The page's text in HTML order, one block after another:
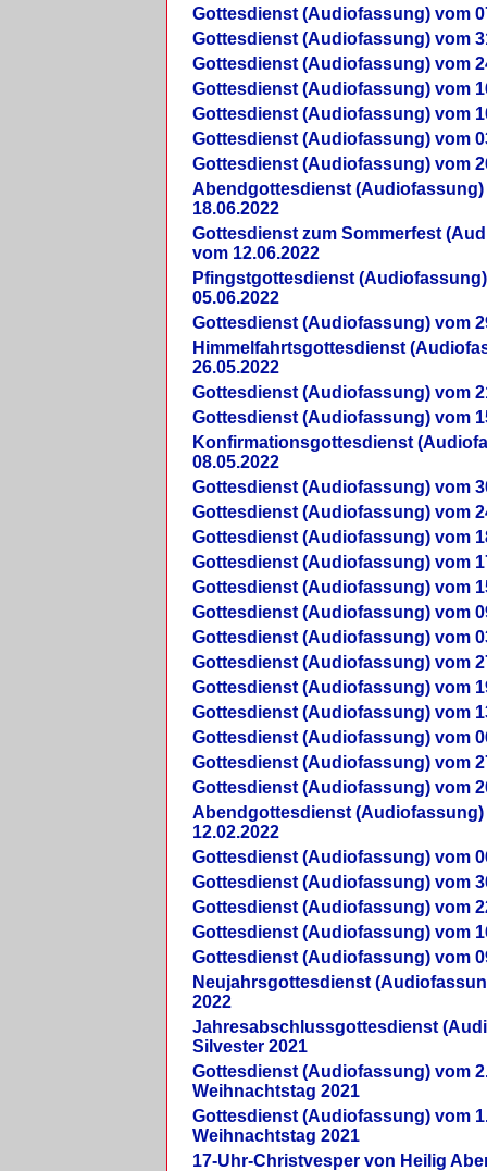
Gottesdienst (Audiofassung) vom
Gottesdienst (Audiofassung) vom
Gottesdienst (Audiofassung) vom
Gottesdienst (Audiofassung) vom
Gottesdienst (Audiofassung) vom
Gottesdienst (Audiofassung) vom
Gottesdienst (Audiofassung) vom
Abendgottesdienst (Audiofassung)
18.06.2022
Gottesdienst zum Sommerfest
vom 12.06.2022
Pfingstgottesdienst
05.06.2022
Gottesdienst (Audiofassung) vom
Himmelfahrtsgottesdienst
26.05.2022
Gottesdienst (Audiofassung) vom
Gottesdienst (Audiofassung) vom
Konfirmationsgottesdienst
08.05.2022
Gottesdienst (Audiofassung) vom
Gottesdienst (Audiofassung) vom
Gottesdienst (Audiofassung) vom
Gottesdienst (Audiofassung) vom
Gottesdienst (Audiofassung) vom
Gottesdienst (Audiofassung) vom
Gottesdienst (Audiofassung) vom
Gottesdienst (Audiofassung) vom
Gottesdienst (Audiofassung) vom
Gottesdienst (Audiofassung) vom
Gottesdienst (Audiofassung) vom
Gottesdienst (Audiofassung) vom
Gottesdienst (Audiofassung) vom
Abendgottesdienst (Audiofassung)
12.02.2022
Gottesdienst (Audiofassung) vom
Gottesdienst (Audiofassung) vom
Gottesdienst (Audiofassung) vom
Gottesdienst (Audiofassung) vom
Gottesdienst (Audiofassung) vom
Neujahrsgottesdienst
2022
Jahresabschlussgottesdienst
Silvester 2021
Gottesdienst (Audiofassung) vom
Weihnachtstag 2021
Gottesdienst (Audiofassung) vom
Weihnachtstag 2021
17-Uhr-Christvesper von Heilig